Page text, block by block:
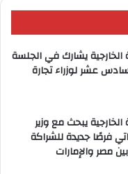
الخارجية يشارك في الجلسة
عشر لوزراء تجارة
الخارجية يبحث مع وزير
فرصًا جديدة للشراكة
مصر والإمارات